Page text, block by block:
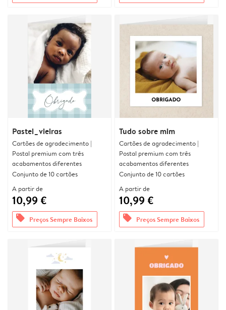
Pastel_vieiras
Cartões de agradecimento |
Postal premium com três
acabamentos diferentes
Conjunto de 10 cartões
A partir de
10,99 €
offers Preços Sempre Baixos
Tudo sobre mim
Cartões de agradecimento |
Postal premium com três
acabamentos diferentes
Conjunto de 10 cartões
A partir de
10,99 €
offers Preços Sempre Baixos